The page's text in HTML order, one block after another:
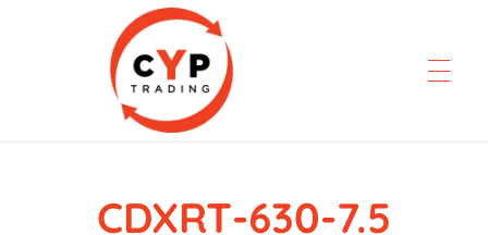
CYP Trading
Professionelle Ersatzteilbeschaffung
CDXRT-630-7.5